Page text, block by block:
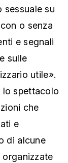
sessuale su
o senza
e segnali
sulle
utile».
lo spettacolo
che
e
di alcune